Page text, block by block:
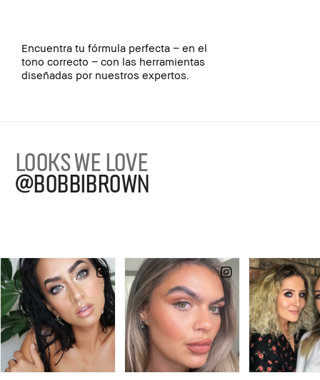
Encuentra tu fórmula perfecta – en el
tono correcto – con las herramientas
diseñadas por nuestros expertos.
LOOKS WE LOVE
@BOBBIBROWN